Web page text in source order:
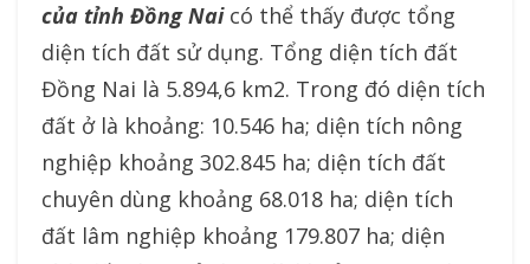
của tỉnh Đồng Naicó thể thấy được tổng
diện tích đất sử dụng. Tổng diện tích đất
Đồng Nai là 5.894,6 km2. Trong đó diện tích
đất ở là khoảng: 10.546 ha; diện tích nông
nghiệp khoảng 302.845 ha; diện tích đất
chuyên dùng khoảng 68.018 ha; diện tích
đất lâm nghiệp khoảng 179.807 ha; diện